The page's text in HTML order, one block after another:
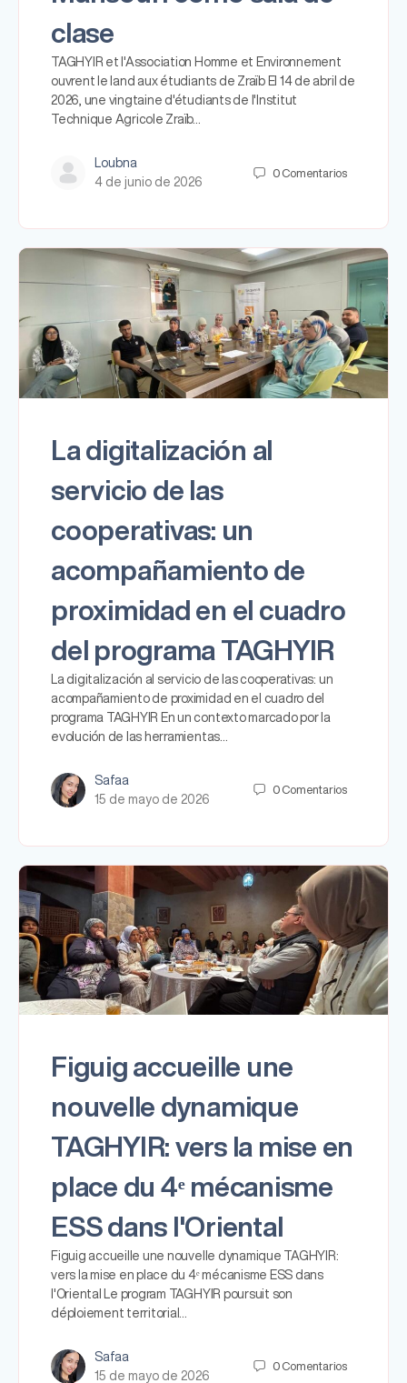
clase
TAGHYIR et l'Association Homme et Environnement
ouvrent le land aux étudiants de Zraïb El 14 de abril de
2026, une vingtaine d'étudiants de l'Institut
Technique Agricole Zraïb…
Loubna
4 de junio de 2026
0 Comentarios
La digitalización al
servicio de las
cooperativas: un
acompañamiento de
proximidad en el cuadro
del programa TAGHYIR
La digitalización al servicio de las cooperativas: un
acompañamiento de proximidad en el cuadro del
programa TAGHYIR En un contexto marcado por la
evolución de las herramientas…
Safaa
15 de mayo de 2026
0 Comentarios
Figuig accueille une
nouvelle dynamique
TAGHYIR: vers la mise en
place du 4ᵉ mécanisme
ESS dans l'Oriental
Figuig accueille une nouvelle dynamique TAGHYIR:
vers la mise en place du 4ᵉ mécanisme ESS dans
l'Oriental Le program TAGHYIR poursuit son
déploiement territorial…
Safaa
15 de mayo de 2026
0 Comentarios